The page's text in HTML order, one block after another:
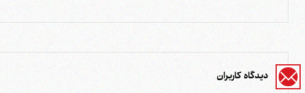
دیدگاه کاربران